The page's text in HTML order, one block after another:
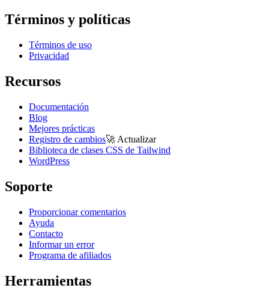
Términos y políticas
Términos de uso
Privacidad
Recursos
Documentación
Blog
Mejores prácticas
Registro de cambios🚀 Actualizar
Biblioteca de clases CSS de Tailwind
WordPress
Soporte
Proporcionar comentarios
Ayuda
Contacto
Informar un error
Programa de afiliados
Herramientas